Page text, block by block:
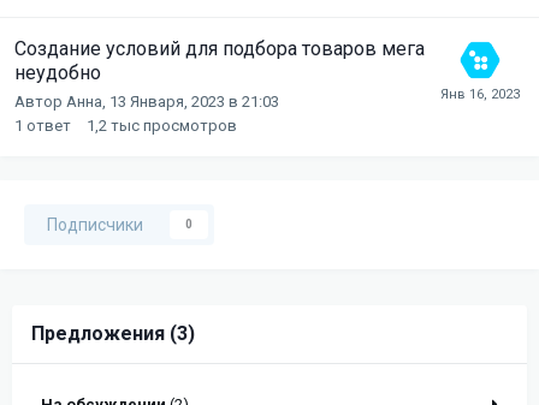
Создание условий для подбора товаров мега
неудобно
Автор Анна 13 Января, 2023 в 21:03
1 ответ 1,2 тыс просмотров
Подписчики 0
Предложения (3)